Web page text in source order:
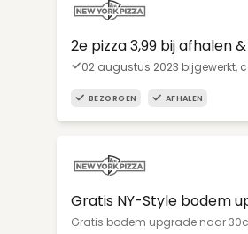
2e pizza 3,99 bij afhalen
02 augustus 2023 bijgewerkt,
BEZORGEN AFHALEN
Gratis NY-Style bodem
Gratis bodem upgrade naar